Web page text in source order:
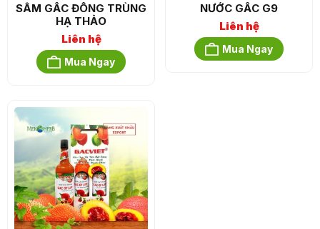
SÂM GẤC ĐÔNG TRÙNG
HẠ THẢO
Liên hệ
Mua Ngay
NƯỚC GẤC G9
Liên hệ
Mua Ngay